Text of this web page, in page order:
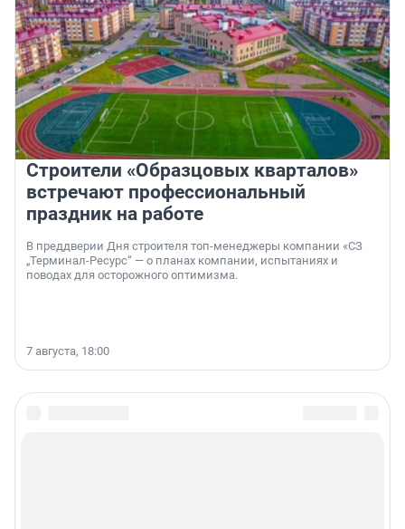
Строители «Образцовых кварталов»
встречают профессиональный
праздник на работе
В преддверии Дня строителя топ-менеджеры компании «СЗ
„Терминал-Ресурс“ — о планах компании, испытаниях и
поводах для осторожного оптимизма.
7 августа, 18:00